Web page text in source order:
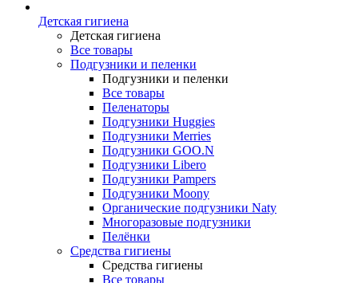
Детская гигиена
Детская гигиена
Все товары
Подгузники и пеленки
Подгузники и пеленки
Все товары
Пеленаторы
Подгузники Huggies
Подгузники Merries
Подгузники GOO.N
Подгузники Libero
Подгузники Pampers
Подгузники Moony
Органические подгузники Naty
Многоразовые подгузники
Пелёнки
Средства гигиены
Средства гигиены
Все товары